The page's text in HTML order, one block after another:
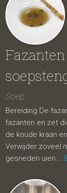
Soep
Bereiding De
fazanten en zet
de koude kraan
Verwijder zoveel
gesneden uien...